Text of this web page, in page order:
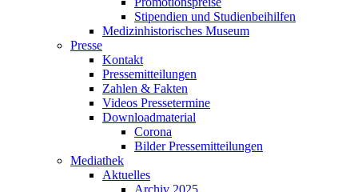
Stipendien und Studienbeihilfen
Medizinhistorisches Museum
Presse
Kontakt
Pressemitteilungen
Zahlen & Fakten
Videos Pressetermine
Downloadmaterial
Corona
Bilder Pressemitteilungen
Mediathek
Aktuelles
Archiv 2025